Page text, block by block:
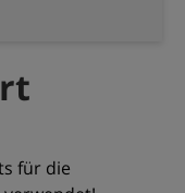
für die